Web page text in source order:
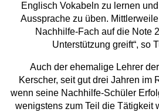
Englisch Vokabeln zu lernen
Aussprache zu üben.
Nachhilfe-Fach auf die Note
Unterstützung greift“, so
Auch der ehemalige Lehrer
Kerscher, seit gut drei Jahren im
wenn seine Nachhilfe-Schüler
wenigstens zum Teil die Tätigkeit